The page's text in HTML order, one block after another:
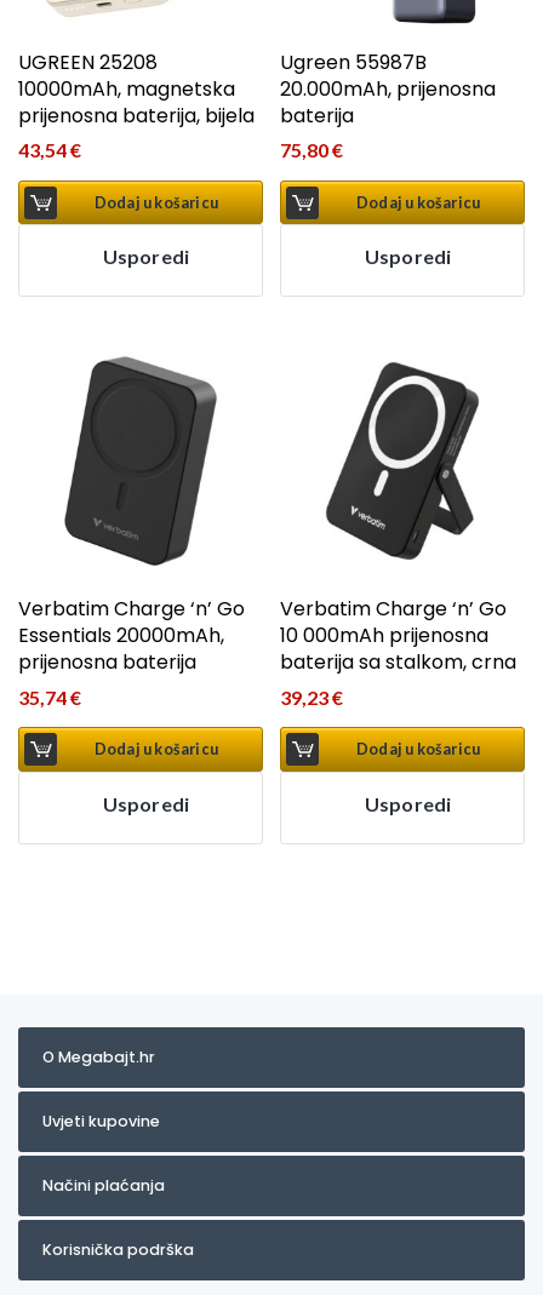
UGREEN 25208
10000mAh, magnetska
prijenosna baterija, bijela
43,54€
Dodaj u košaricu
Usporedi
Ugreen 55987B
20.000mAh, prijenosna
baterija
75,80€
Dodaj u košaricu
Usporedi
Verbatim Charge ‘n’ Go
Essentials 20000mAh,
prijenosna baterija
35,74€
Dodaj u košaricu
Usporedi
Verbatim Charge ‘n’ Go
10 000mAh prijenosna
baterija sa stalkom, crna
39,23€
Dodaj u košaricu
Usporedi
O Megabajt.hr
Uvjeti kupovine
Načini plaćanja
Korisnička podrška